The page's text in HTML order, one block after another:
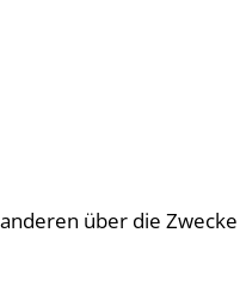
über die